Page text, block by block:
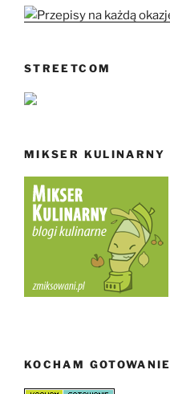
STREETCOM
MIKSER KULINARNY
KOCHAM GOTOWANIE